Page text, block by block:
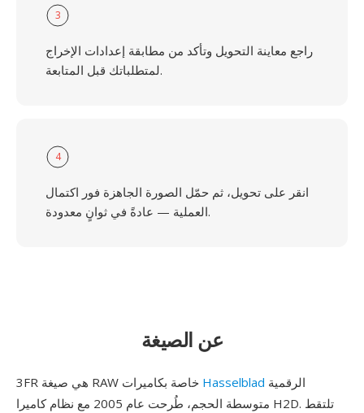
3
راجع معاينة التحويل وتأكد من مطابقة إعدادات الإخراج
لمتطلباتك قبل المتابعة.
4
انقر على تحويل، ثم حمّل الصورة الجاهزة فور اكتمال
العملية — عادةً في ثوانٍ معدودة.
عن الصيغة
Hasselblad
متوسطة الحجم، طُرحت عام 2005 مع نظام كاميرا H2D. تلتقط